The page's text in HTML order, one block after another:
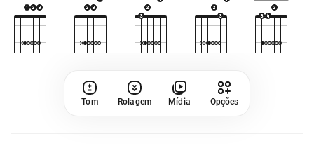
Tom Rolagem Mídia Opções